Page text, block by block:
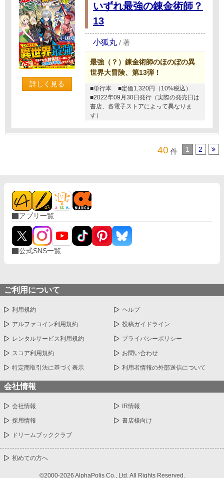
詳しく見る
いずれ最強の錬金術師？
13
小狐丸 / 著
最強（？）錬金術師のほのぼの異
世界大冒険、第13弾！
■単行本
■定価1,320円（10%税込）
■2022年09月30日発行（実際の発売日は
書店、各電子ストアによって異なりま
す）
40 件 1 2
アプリ一覧
公式SNS一覧
ご利用について
利用規約 ヘルプ
アルファコイン利用規約 投稿ガイドライン
レンタルサービス利用規約 プライバシーポリシー
スコア利用規約 お問い合わせ
特定商取引法に基づく表示 利用者情報の外部送信について
会社情報
会社情報 IR情報
採用情報 書店様向け
ドリームブッククラブ
初めての方へ
©2000-2026 AlphaPolis Co., Ltd. All Rights Reserved.